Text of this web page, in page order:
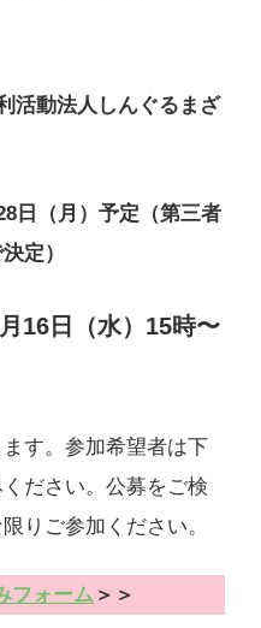
活動法人しんぐるまざ
日（月）予定（第三者
定）
16日（水）15時〜
す。参加希望者は下
ださい。公募をご検
りご参加ください。
フォーム ＞＞